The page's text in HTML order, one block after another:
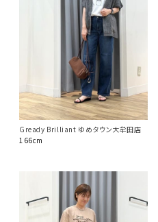
Gready Brilliant ゆめタウン大牟田店
166cm